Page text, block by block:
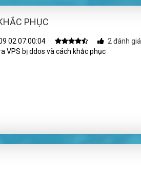
PHỤC
02 07:00:04
2 đánh giá
VPS bị ddos và cách khắc phục